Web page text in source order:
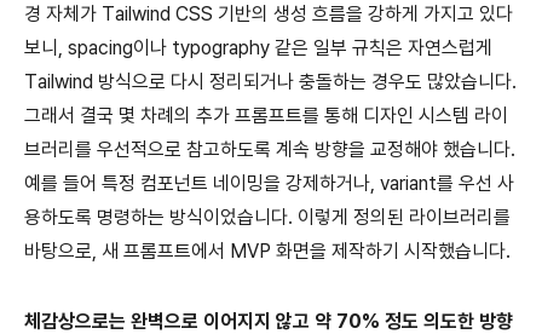
경 자체가 Tailwind CSS 기반의 생성 흐름을 강하게 가지고 있다
보니, spacing이나 typography 같은 일부 규칙은 자연스럽게
Tailwind 방식으로 다시 정리되거나 충돌하는 경우도 많았습니다.
그래서 결국 몇 차례의 추가 프롬프트를 통해 디자인 시스템 라이
브러리를 우선적으로 참고하도록 계속 방향을 교정해야 했습니다.
예를 들어 특정 컴포넌트 네이밍을 강제하거나, variant를 우선 사
용하도록 명령하는 방식이었습니다. 이렇게 정의된 라이브러리를
바탕으로, 새 프롬프트에서 MVP 화면을 제작하기 시작했습니다.
체감상으로는 완벽으로 이어지지 않고 약 70% 정도 의도한 방향